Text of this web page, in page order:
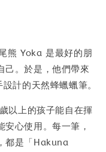
熊 Yoka 是最好的朋
己。於是，他們帶來
計的天然蜂蠟蠟筆。
以上的孩子能自在揮
心使用。每一筆，
都是「Hakuna